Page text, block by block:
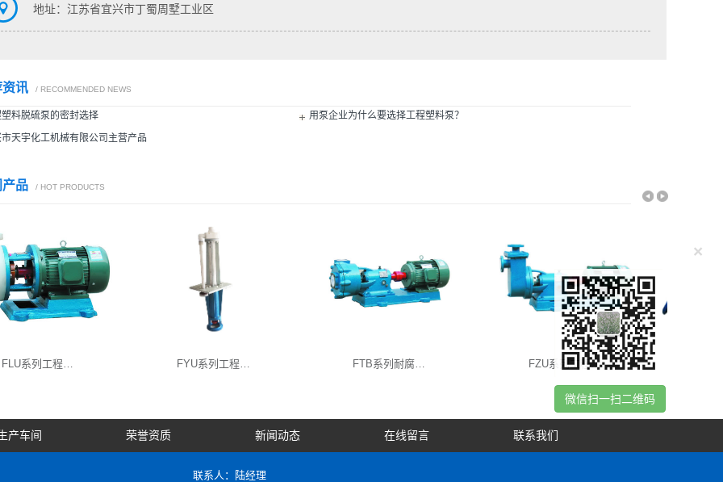
地址：江苏省宜兴市丁蜀周墅工业区
讯 / RECOMMENDED NEWS
料脱硫泵的密封选择
用泵企业为什么要选择工程塑料泵？
天宇化工机械有限公司主营产品
品 / HOT PRODUCTS
FLU系列工程… FYU系列工程… FTB系列耐腐… FZU系列工程…
产车间 荣誉资质 新闻动态 在线留言 联系我们
联系人：陆经理
×
微信扫一扫二维码